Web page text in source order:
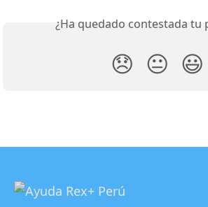
¿Ha quedado contestada tu
😞 😐 😃